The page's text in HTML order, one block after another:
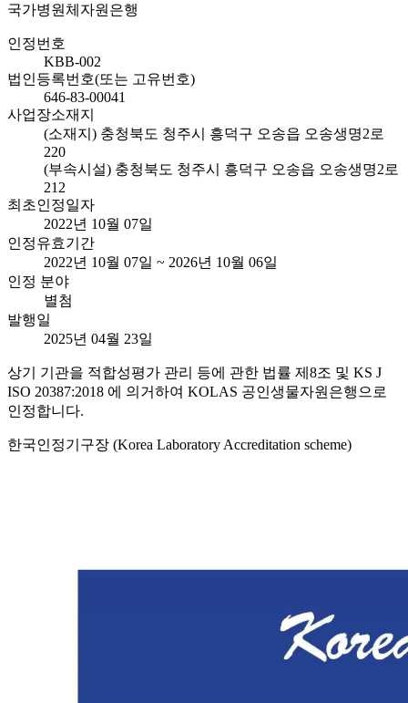
국가병원체자원은행
인정번호
KBB-002
법인등록번호(또는 고유번호)
646-83-00041
사업장소재지
(소재지) 충청북도 청주시 흥덕구 오송읍 오송생명2로
220
(부속시설) 충청북도 청주시 흥덕구 오송읍 오송생명2로
212
최초인정일자
2022년 10월 07일
인정유효기간
2022년 10월 07일 ~ 2026년 10월 06일
인정 분야
별첨
발행일
2025년 04월 23일
상기 기관을 적합성평가 관리 등에 관한 법률 제8조 및 KS J
ISO 20387:2018 에 의거하여 KOLAS 공인생물자원은행으로
인정합니다.
한국인정기구장 (Korea Laboratory Accreditation scheme)